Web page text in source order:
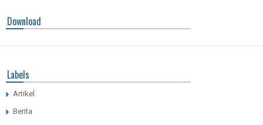
Download
Labels
Artikel
Berita